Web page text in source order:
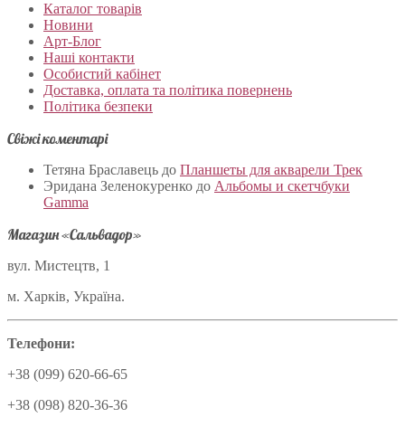
Каталог товарів
Новини
Арт-Блог
Наші контакти
Особистий кабінет
Доставка, оплата та політика повернень
Політика безпеки
Свіжі коментарі
Тетяна Браславець до Планшеты для акварели Трек
Эридана Зеленокуренко до Альбомы и скетчбуки
Gamma
Магазин «Сальвадор»
вул. Мистецтв, 1
м. Харків, Україна.
Телефони:
+38 (099) 620-66-65
+38 (098) 820-36-36